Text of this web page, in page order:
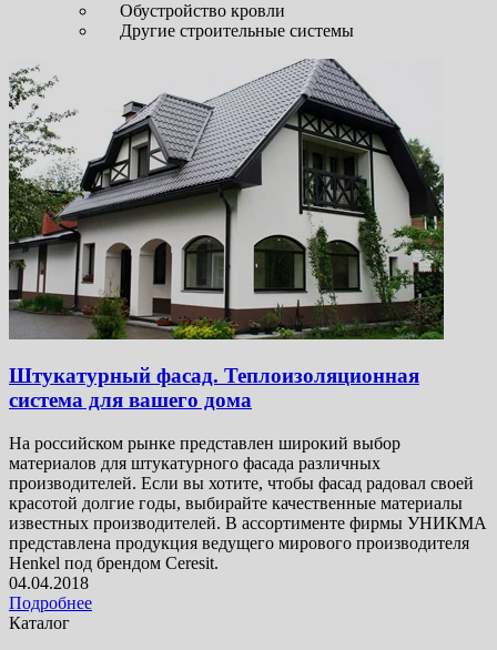
Обустройство кровли
Другие строительные системы
Штукатурный фасад. Теплоизоляционная
система для вашего дома
На российском рынке представлен широкий выбор
материалов для штукатурного фасада различных
производителей. Если вы хотите, чтобы фасад радовал своей
красотой долгие годы, выбирайте качественные материалы
известных производителей. В ассортименте фирмы УНИКМА
представлена продукция ведущего мирового производителя
Henkel под брендом Ceresit.
04.04.2018
Подробнее
Каталог